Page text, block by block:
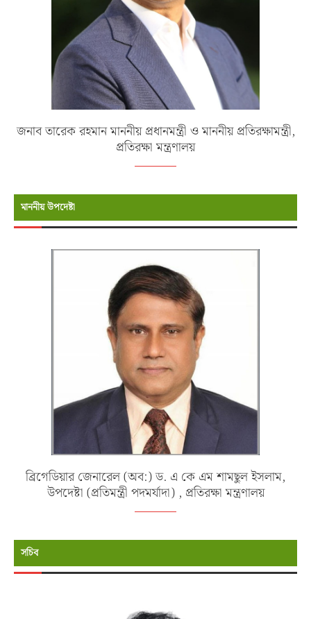
জনাব তারেক রহমান মাননীয় প্রধানমন্ত্রী ও মাননীয় প্রতিরক্ষামন্ত্রী,
প্রতিরক্ষা মন্ত্রণালয়
মাননীয় উপদেষ্টা
ব্রিগেডিয়ার জেনারেল (অব:) ড. এ কে এম শামছুল ইসলাম,
উপদেষ্টা (প্রতিমন্ত্রী পদমর্যাদা) , প্রতিরক্ষা মন্ত্রণালয়
সচিব